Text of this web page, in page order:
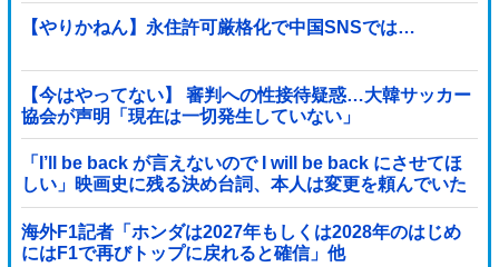
【やりかねん】永住許可厳格化で中国SNSでは…
【今はやってない】 審判への性接待疑惑…大韓サッカー
協会が声明「現在は一切発生していない」
「I’ll be back が言えないので I will be back にさせてほ
しい」映画史に残る決め台詞、本人は変更を頼んでいた
海外F1記者「ホンダは2027年もしくは2028年のはじめ
にはF1で再びトップに戻れると確信」他